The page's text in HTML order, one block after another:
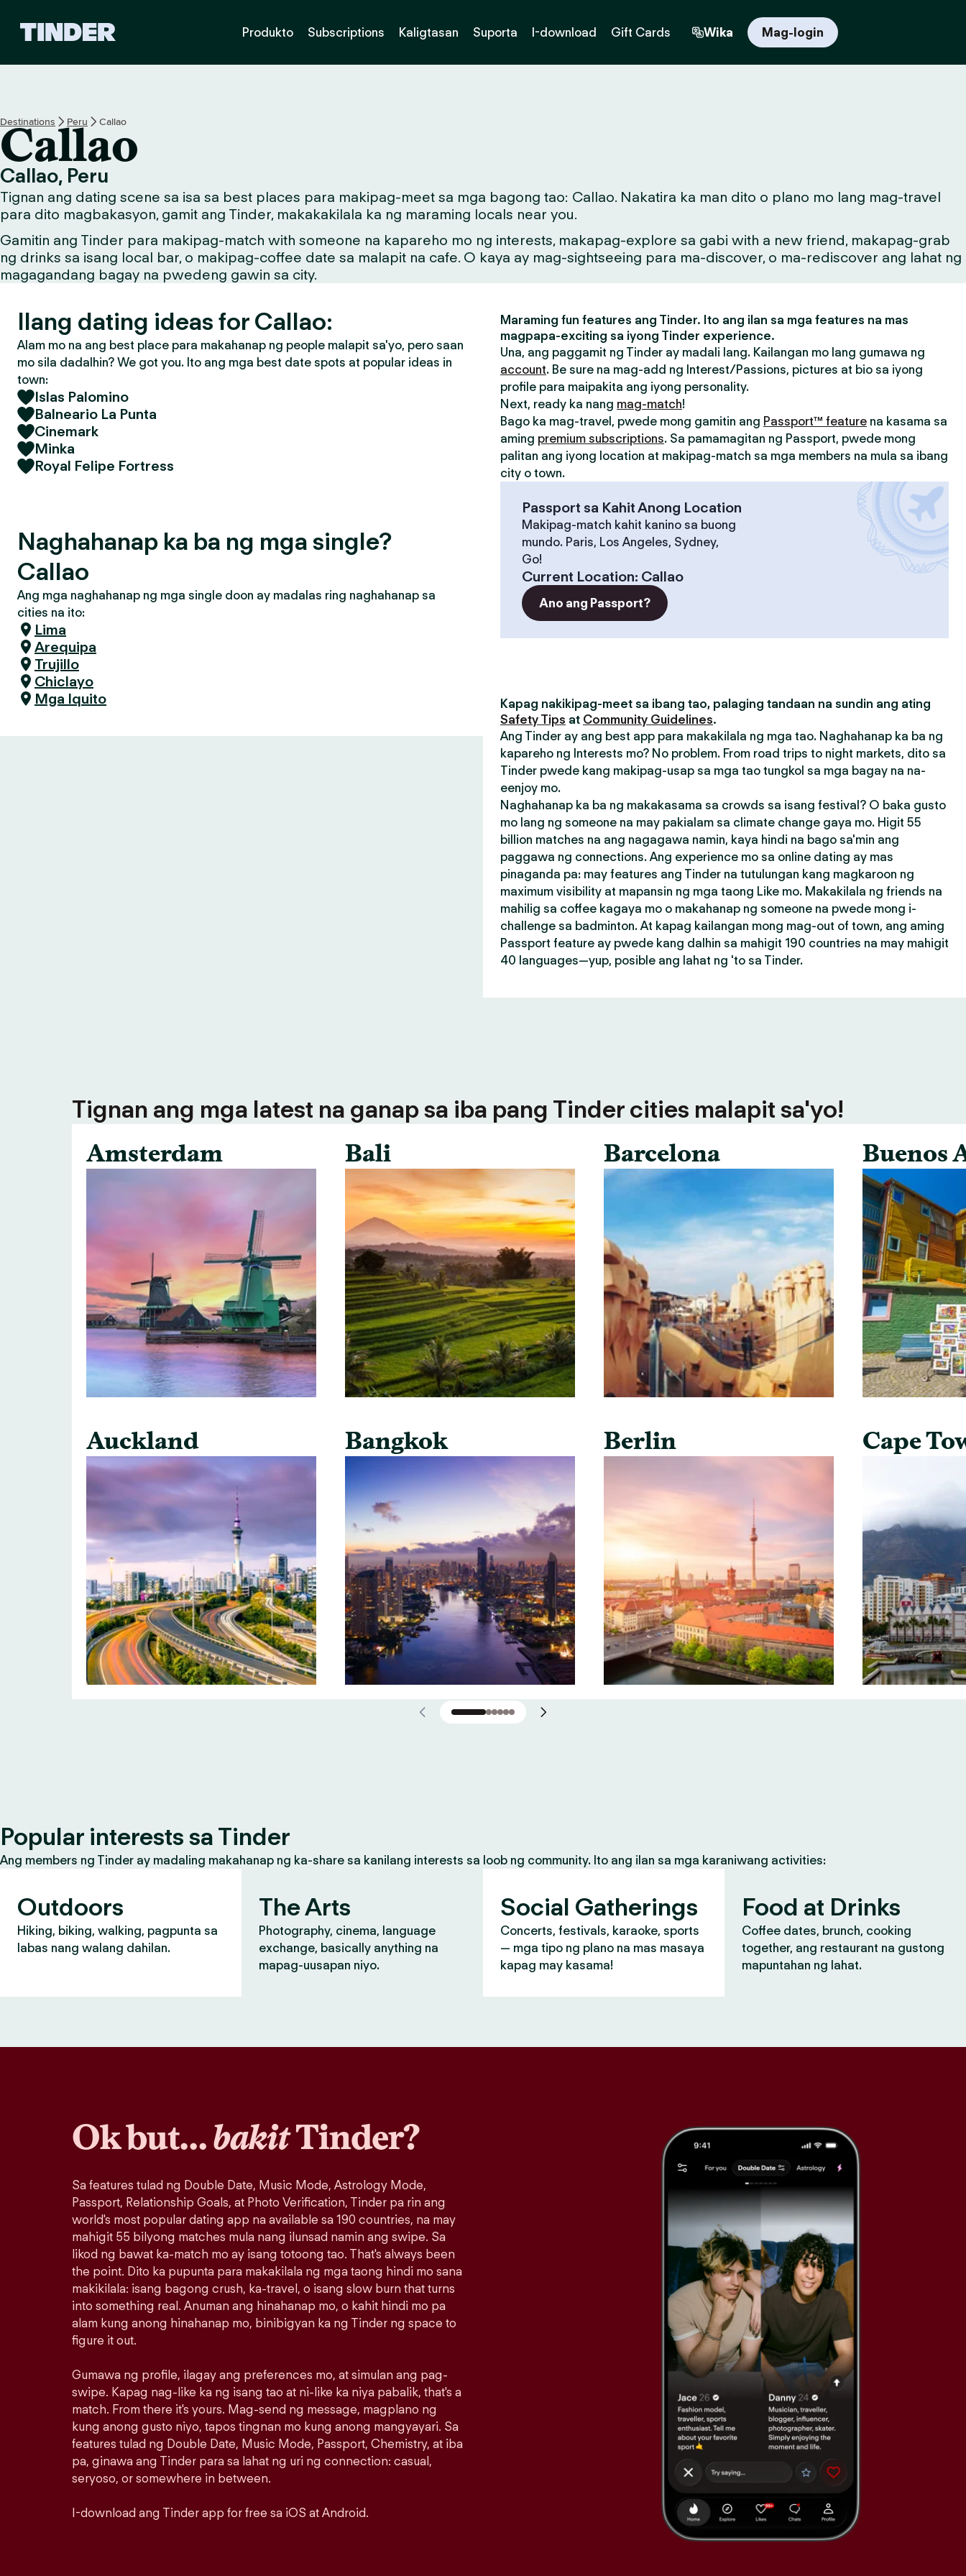
H
o
m
e
Produkto Subscriptions Kaligtasan Suporta I-download Gift Cards Wika Mag-login
Destinations Peru Callao
Callao
Callao, Peru
Tignan ang dating scene sa isa sa best places para makipag-meet sa mga bagong tao: Callao. Nakatira ka man dito o plano mo lang mag-travel
para dito magbakasyon, gamit ang Tinder, makakakilala ka ng maraming locals near you.
Gamitin ang Tinder para makipag-match with someone na kapareho mo ng interests, makapag-explore sa gabi with a new friend, makapag-grab
ng drinks sa isang local bar, o makipag-coffee date sa malapit na cafe. O kaya ay mag-sightseeing para ma-discover, o ma-rediscover ang lahat ng
magagandang bagay na pwedeng gawin sa city.
Ilang dating ideas for Callao:
Alam mo na ang best place para makahanap ng people malapit sa'yo, pero saan
mo sila dadalhin? We got you. Ito ang mga best date spots at popular ideas in
town:
Islas Palomino
Balneario La Punta
Cinemark
Minka
Royal Felipe Fortress
Naghahanap ka ba ng mga single?
Callao
Ang mga naghahanap ng mga single doon ay madalas ring naghahanap sa
cities na ito:
Lima
Arequipa
Trujillo
Chiclayo
Mga Iquito
Maraming fun features ang Tinder. Ito ang ilan sa mga features na mas
magpapa-exciting sa iyong Tinder experience.
Una, ang paggamit ng Tinder ay madali lang. Kailangan mo lang gumawa ng
account. Be sure na mag-add ng Interest/Passions, pictures at bio sa iyong
profile para maipakita ang iyong personality.
Next, ready ka nang mag-match!
Bago ka mag-travel, pwede mong gamitin ang Passport™ feature na kasama sa
aming premium subscriptions. Sa pamamagitan ng Passport, pwede mong
palitan ang iyong location at makipag-match sa mga members na mula sa ibang
city o town.
Passport sa Kahit Anong Location
Makipag-match kahit kanino sa buong
mundo. Paris, Los Angeles, Sydney,
Go!
Current Location: Callao
Ano ang Passport?
Kapag nakikipag-meet sa ibang tao, palaging tandaan na sundin ang ating
Safety Tips at Community Guidelines.
Ang Tinder ay ang best app para makakilala ng mga tao. Naghahanap ka ba ng
kapareho ng Interests mo? No problem. From road trips to night markets, dito sa
Tinder pwede kang makipag-usap sa mga tao tungkol sa mga bagay na na-
eenjoy mo.
Naghahanap ka ba ng makakasama sa crowds sa isang festival? O baka gusto
mo lang ng someone na may pakialam sa climate change gaya mo. Higit 55
billion matches na ang nagagawa namin, kaya hindi na bago sa'min ang
paggawa ng connections. Ang experience mo sa online dating ay mas
pinaganda pa: may features ang Tinder na tutulungan kang magkaroon ng
maximum visibility at mapansin ng mga taong Like mo. Makakilala ng friends na
mahilig sa coffee kagaya mo o makahanap ng someone na pwede mong i-
challenge sa badminton. At kapag kailangan mong mag-out of town, ang aming
Passport feature ay pwede kang dalhin sa mahigit 190 countries na may mahigit
40 languages—yup, posible ang lahat ng 'to sa Tinder.
Tignan ang mga latest na ganap sa iba pang Tinder cities malapit sa'yo!
Amsterdam
Auckland
Bali
Bangkok
Barcelona
Berlin
Buenos
Cape
Popular interests sa Tinder
Ang members ng Tinder ay madaling makahanap ng ka-share sa kanilang interests sa loob ng community. Ito ang ilan sa mga karaniwang activities:
Outdoors
Hiking, biking, walking, pagpunta sa
labas nang walang dahilan.
The Arts
Photography, cinema, language
exchange, basically anything na
mapag-uusapan niyo.
Social Gatherings
Concerts, festivals, karaoke, sports
— mga tipo ng plano na mas masaya
kapag may kasama!
Food at Drinks
Coffee dates, brunch, cooking
together, ang restaurant na gustong
mapuntahan ng lahat.
Ok but…bakitTinder?
Sa features tulad ng Double Date, Music Mode, Astrology Mode,
Passport, Relationship Goals, at Photo Verification, Tinder pa rin ang
world's most popular dating app na available sa 190 countries, na may
mahigit 55 bilyong matches mula nang ilunsad namin ang swipe. Sa
likod ng bawat ka-match mo ay isang totoong tao. That's always been
the point. Dito ka pupunta para makakilala ng mga taong hindi mo sana
makikilala: isang bagong crush, ka-travel, o isang slow burn that turns
into something real. Anuman ang hinahanap mo, o kahit hindi mo pa
alam kung anong hinahanap mo, binibigyan ka ng Tinder ng space to
figure it out.
Gumawa ng profile, ilagay ang preferences mo, at simulan ang pag-
swipe. Kapag nag-like ka ng isang tao at ni-like ka niya pabalik, that's a
match. From there it's yours. Mag-send ng message, magplano ng
kung anong gusto niyo, tapos tingnan mo kung anong mangyayari. Sa
features tulad ng Double Date, Music Mode, Passport, Chemistry, at iba
pa, ginawa ang Tinder para sa lahat ng uri ng connection: casual,
seryoso, or somewhere in between.
I-download ang Tinder app for free sa iOS at Android.